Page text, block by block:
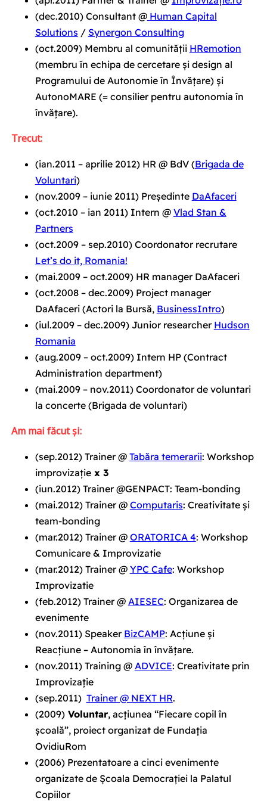
(dec.2010) Consultant @Human Capital
Solutions / Synergon Consulting
(oct.2009) Membru al comunității HRemotion
(membru în echipa de cercetare și design al
Programului de Autonomie în Învățare) și
AutonoMARE (= consilier pentru autonomia în
învățare).
Trecut:
(ian.2011 – aprilie 2012) HR @ BdV (Brigada de
Voluntari)
(nov.2009 – iunie 2011)Președinte DaAfaceri
(oct.2010 – ian 2011)Intern @ Vlad Stan &
Partners
(oct.2009 – sep.2010)Coordonator recrutare
Let’s do it, Romania!
(mai.2009 – oct.2009)HR manager DaAfaceri
(oct.2008 – dec.2009)Project manager
DaAfaceri (Actori la Bursă, BusinessIntro)
(iul.2009 – dec.2009)Junior researcher Hudson
Romania
(aug.2009 – oct.2009)Intern HP (Contract
Administration department)
(mai.2009 – nov.2011)Coordonator de voluntari
la concerte (Brigada de voluntari)
Am mai făcut și:
(sep.2012) Trainer @ Tabăra temerarii: Workshop
improvizațiex 3
(iun.2012) Trainer @GENPACT: Team-bonding
(mai.2012) Trainer @ Computaris: Creativitate și
team-bonding
(mar.2012) Trainer @ ORATORICA 4: Workshop
Comunicare & Improvizatie
(mar.2012) Trainer @ YPC Cafe: Workshop
Improvizatie
(feb.2012) Trainer @ AIESEC: Organizarea de
evenimente
(nov.2011) Speaker BizCAMP: Acțiune și
Reacțiune – Autonomia în învățare.
(nov.2011) Training @ ADVICE: Creativitate prin
Improvizație
(sep.2011) Trainer @ NEXT HR.
(2009)Voluntar, acțiunea “Fiecare copil în
școală”, proiect organizat de Fundația
OvidiuRom
(2006)Prezentatoare a cinci evenimente
organizate de Școala Democrației la Palatul
Copiilor